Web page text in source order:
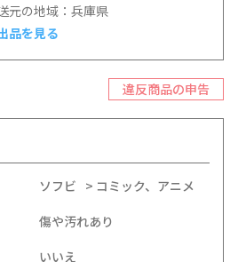
元の地域：兵庫県
品を見る
違反商品の申告
ソフビ
コミック、アニメ
傷や汚れあり
いいえ